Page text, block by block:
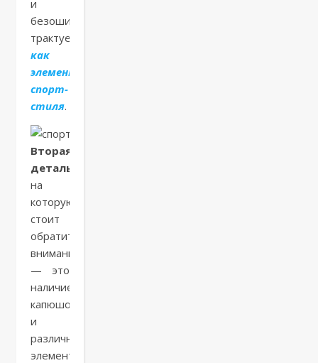
и
безошибочно
трактуется,
как
элемент
спорт-
стиля.
Вторая
деталь
на
которую
стоит
обратить
внимание
— это
наличие
капюшона
и
различных
элементов,